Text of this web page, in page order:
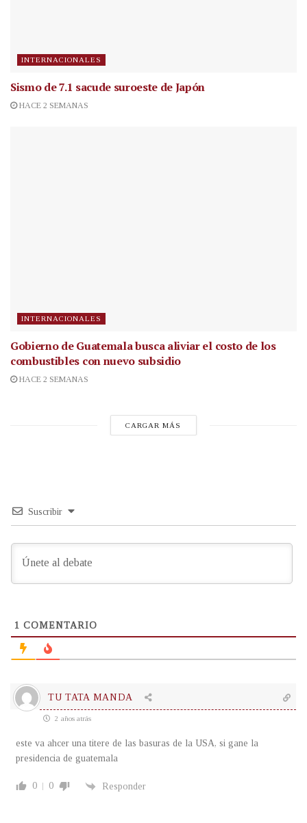
INTERNACIONALES
Sismo de 7.1 sacude suroeste de Japón
HACE 2 SEMANAS
INTERNACIONALES
Gobierno de Guatemala busca aliviar el costo de los
combustibles con nuevo subsidio
HACE 2 SEMANAS
CARGAR MÁS
Suscribir
1 COMENTARIO
TU TATA MANDA
2 años atrás
este va ahcer una titere de las basuras de la USA, si gane la
presidencia de guatemala
0 0 Responder